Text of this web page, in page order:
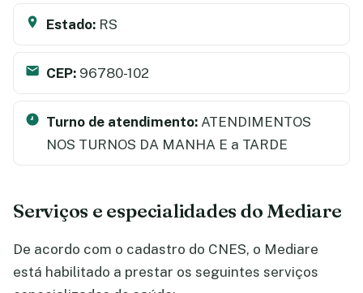
Estado: RS
CEP: 96780-102
Turno de atendimento: ATENDIMENTOS
NOS TURNOS DA MANHA E a TARDE
Serviços e especialidades do Mediare
De acordo com o cadastro do CNES, o Mediare
está habilitado a prestar os seguintes serviços